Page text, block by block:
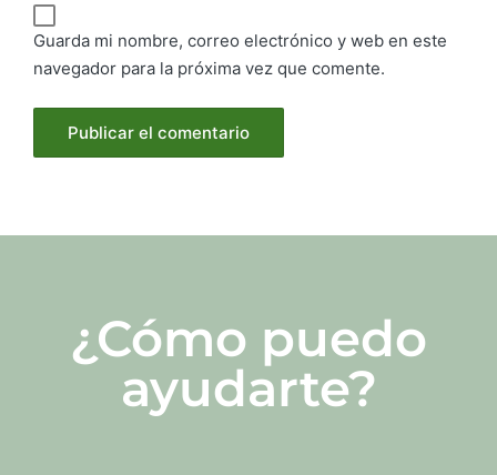
Guarda mi nombre, correo electrónico y web en este
navegador para la próxima vez que comente.
¿Cómo puedo
ayudarte?